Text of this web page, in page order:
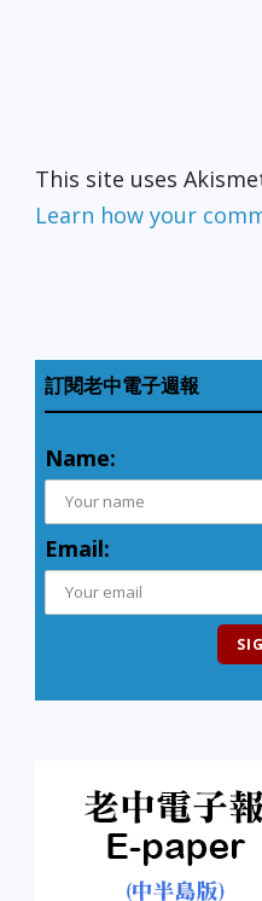
This site uses
Learn how your
訂閱老中電子週報
Name:
Email: